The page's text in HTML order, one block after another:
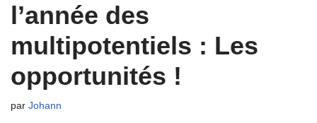
l’année des
multipotentiels : Les
opportunités !
par Johann